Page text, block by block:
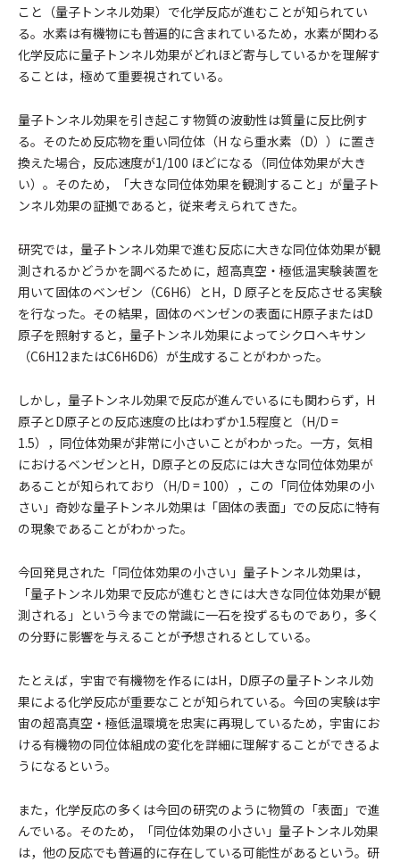
こと（量子トンネル効果）で化学反応が進むことが知られてい
る。水素は有機物にも普遍的に含まれているため，水素が関わる
化学反応に量子トンネル効果がどれほど寄与しているかを理解す
ることは，極めて重要視されている。
量子トンネル効果を引き起こす物質の波動性は質量に反比例す
る。そのため反応物を重い同位体（H なら重水素（D））に置き
換えた場合，反応速度が1/100 ほどになる（同位体効果が大き
い）。そのため，「大きな同位体効果を観測すること」が量子ト
ンネル効果の証拠であると，従来考えられてきた。
研究では，量子トンネル効果で進む反応に大きな同位体効果が観
測されるかどうかを調べるために，超高真空・極低温実験装置を
用いて固体のベンゼン（C6H6）とH，D 原子とを反応させる実験
を行なった。その結果，固体のベンゼンの表面にH原子またはD
原子を照射すると，量子トンネル効果によってシクロヘキサン
（C6H12またはC6H6D6）が生成することがわかった。
しかし，量子トンネル効果で反応が進んでいるにも関わらず，H
原子とD原子との反応速度の比はわずか1.5程度と（H/D =
1.5），同位体効果が非常に小さいことがわかった。一方，気相
におけるベンゼンとH，D原子との反応には大きな同位体効果が
あることが知られており（H/D = 100），この「同位体効果の小
さい」奇妙な量子トンネル効果は「固体の表面」での反応に特有
の現象であることがわかった。
今回発見された「同位体効果の小さい」量子トンネル効果は，
「量子トンネル効果で反応が進むときには大きな同位体効果が観
測される」という今までの常識に一石を投ずるものであり，多く
の分野に影響を与えることが予想されるとしている。
たとえば，宇宙で有機物を作るにはH，D原子の量子トンネル効
果による化学反応が重要なことが知られている。今回の実験は宇
宙の超高真空・極低温環境を忠実に再現しているため，宇宙にお
ける有機物の同位体組成の変化を詳細に理解することができるよ
うになるという。
また，化学反応の多くは今回の研究のように物質の「表面」で進
んでいる。そのため，「同位体効果の小さい」量子トンネル効果
は，他の反応でも普遍的に存在している可能性があるという。研